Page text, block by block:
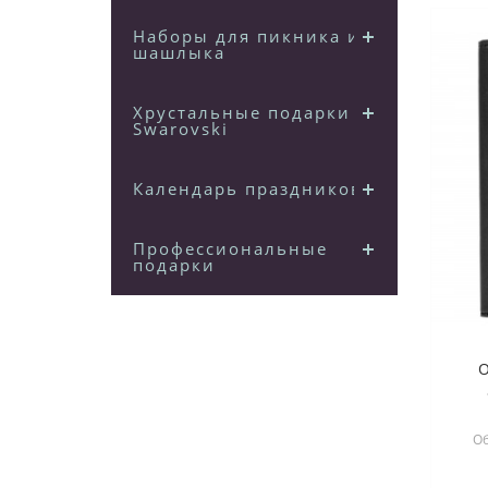
Наборы для пикника и
шашлыка
Хрустальные подарки
Swarovski
Календарь праздников
Профессиональные
подарки